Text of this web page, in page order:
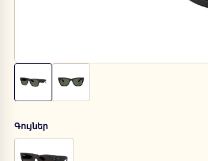
Գույներ